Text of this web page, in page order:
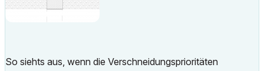
So siehts aus, wenn die Verschneidungsprioritäten